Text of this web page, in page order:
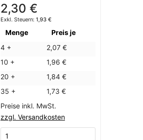
2,30 €
1,93 €
Menge
Preis je
4 +
2,07 €
10 +
1,96 €
20 +
1,84 €
35 +
1,73 €
Preise inkl. MwSt.
zzgl. Versandkosten